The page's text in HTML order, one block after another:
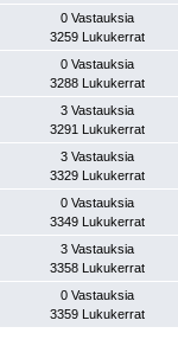
0 Vastauksia
3259 Lukukerrat
0 Vastauksia
3288 Lukukerrat
3 Vastauksia
3291 Lukukerrat
3 Vastauksia
3329 Lukukerrat
0 Vastauksia
3349 Lukukerrat
3 Vastauksia
3358 Lukukerrat
0 Vastauksia
3359 Lukukerrat